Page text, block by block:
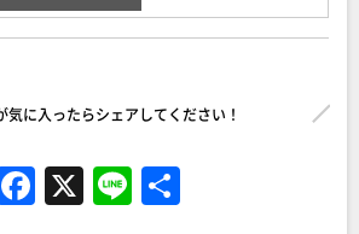
気に入ったらシェアしてください！
F X Li